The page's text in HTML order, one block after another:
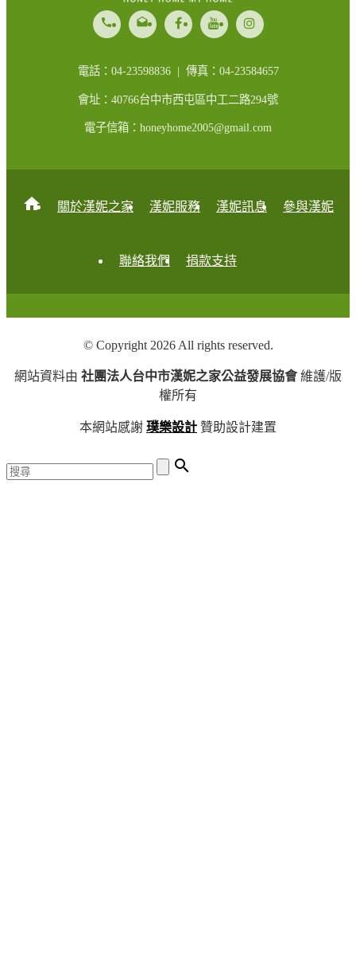
call drafts
電話：04-23598836 | 傳真：04-23584657
會址：40766台中市西屯區中工二路294號
電子信箱：honeyhome2005@gmail.com
home 關於漢妮之家 漢妮服務 漢妮訊息 參與漢妮
聯絡我們 捐款支持
© Copyright 2026 All rights reserved.
網站資料由 社團法人台中市漢妮之家公益發展協會維護/版
權所有
本網站感謝 璞樂設計 贊助設計建置
